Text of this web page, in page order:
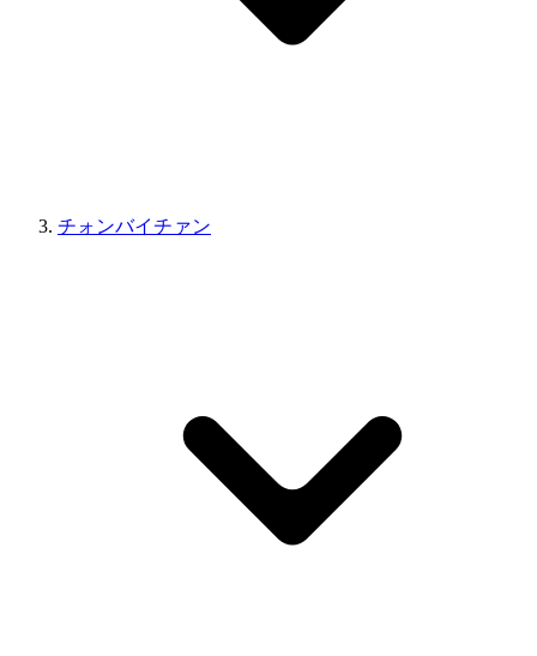
チォンバイチァン